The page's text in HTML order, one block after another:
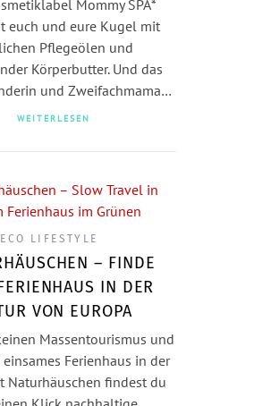
Mommy SPA*
euch und eure Kugel mit
Pflegeölen und
Körperbutter. Und das
und Zweifachmama…
WEITERLESEN
ECO LIFESTYLE
– FINDE
IN DER
VON EUROPA
Massentourismus und
Ferienhaus in der
Naturhäuschen findest du